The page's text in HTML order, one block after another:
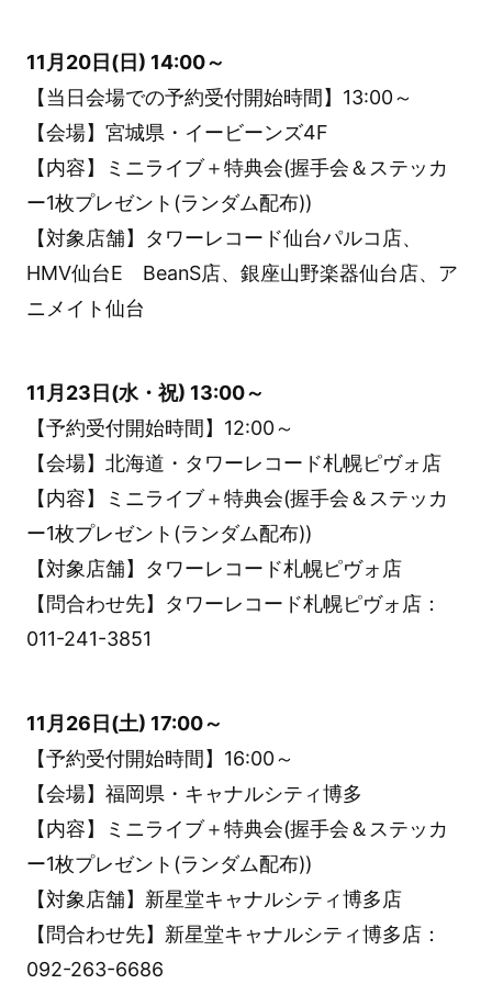
11月20日(日) 14:00～
【当日会場での予約受付開始時間】13:00～
【会場】宮城県・イービーンズ4F
【内容】ミニライブ＋特典会(握手会＆ステッカ
ー1枚プレゼント(ランダム配布))
【対象店舗】タワーレコード仙台パルコ店、
HMV仙台E BeanS店、銀座山野楽器仙台店、ア
ニメイト仙台
11月23日(水・祝) 13:00～
【予約受付開始時間】12:00～
【会場】北海道・タワーレコード札幌ピヴォ店
【内容】ミニライブ＋特典会(握手会＆ステッカ
ー1枚プレゼント(ランダム配布))
【対象店舗】タワーレコード札幌ピヴォ店
【問合わせ先】タワーレコード札幌ピヴォ店：
011-241-3851
11月26日(土) 17:00～
【予約受付開始時間】16:00～
【会場】福岡県・キャナルシティ博多
【内容】ミニライブ＋特典会(握手会＆ステッカ
ー1枚プレゼント(ランダム配布))
【対象店舗】新星堂キャナルシティ博多店
【問合わせ先】新星堂キャナルシティ博多店：
092-263-6686